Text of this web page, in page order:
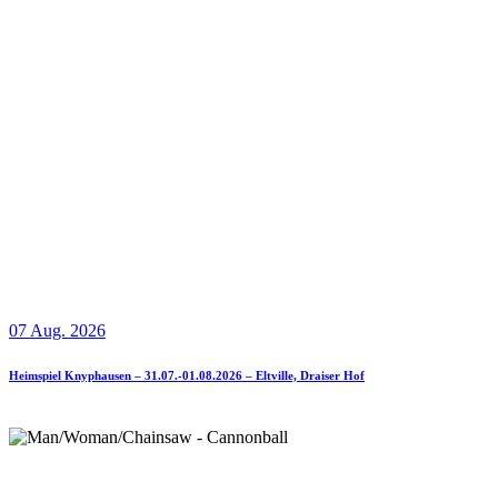
07 Aug. 2026
Heimspiel Knyphausen – 31.07.-01.08.2026 – Eltville, Draiser Hof